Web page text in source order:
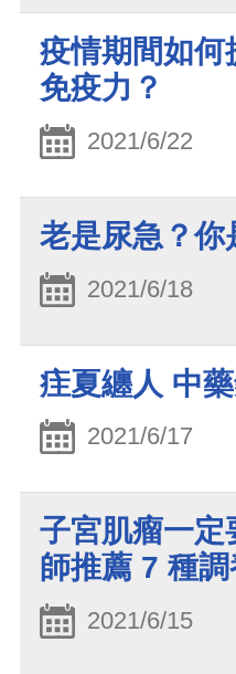
疫情期間如何
免疫力？
2021/6/22
老是尿急？你
2021/6/18
疰夏纏人 中
2021/6/17
子宮肌瘤一定
師推薦 7 種
2021/6/15